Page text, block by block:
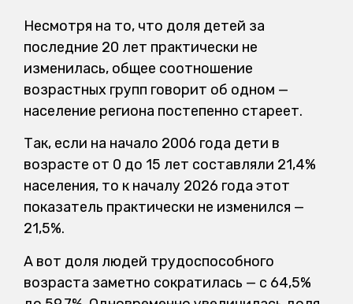
Несмотря на то, что доля детей за
последние 20 лет практически не
изменилась, общее соотношение
возрастных групп говорит об одном —
население региона постепенно стареет.
Так, если на начало 2006 года дети в
возрасте от 0 до 15 лет составляли 21,4%
населения, то к началу 2026 года этот
показатель практически не изменился —
21,5%.
А вот доля людей трудоспособного
возраста заметно сократилась — с 64,5%